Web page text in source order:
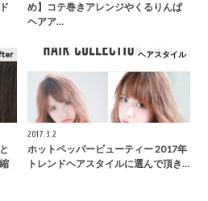
め】コテ巻きアレンジやくるりんぱ
ヘアア…
ヘアスタイル
2017.3.2
ホットペッパービューティー 2017年
トレンドヘアスタイルに選んで頂き…